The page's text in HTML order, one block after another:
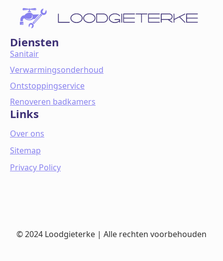
Diensten
Sanitair
Verwarmingsonderhoud
Ontstoppingservice
Renoveren badkamers
Links
Over ons
Sitemap
Privacy Policy
© 2024 Loodgieterke | Alle rechten voorbehouden